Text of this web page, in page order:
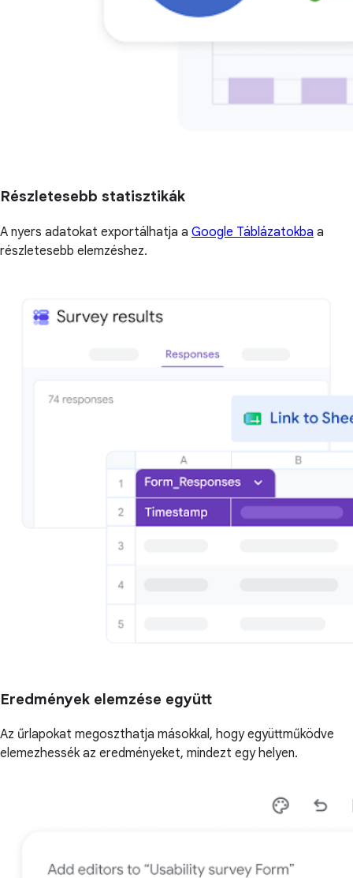
Részletesebb statisztikák
A nyers adatokat exportálhatja a Google Táblázatokba a
részletesebb elemzéshez.
Eredmények elemzése együtt
Az űrlapokat megoszthatja másokkal, hogy együttműködve
elemezhessék az eredményeket, mindezt egy helyen.